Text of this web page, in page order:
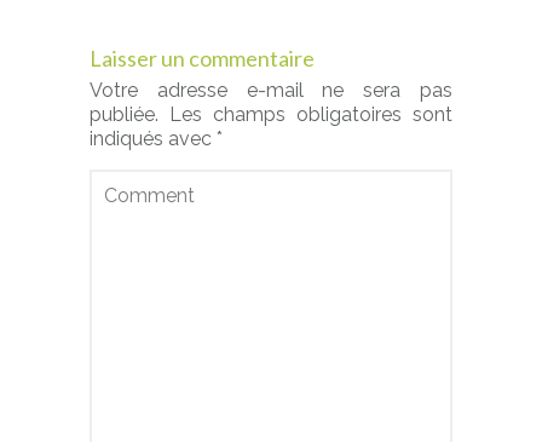
Laisser un commentaire
Votre adresse e-mail ne sera pas
publiée.
Les champs obligatoires sont
indiqués avec *